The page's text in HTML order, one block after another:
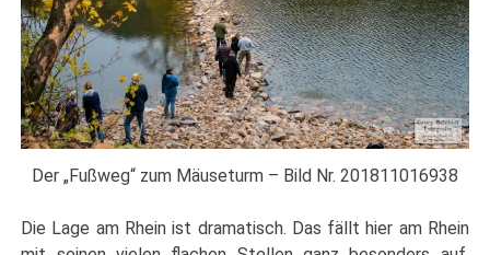
Der „Fußweg“ zum Mäuseturm – Bild Nr. 201811016938
Die Lage am Rhein ist dramatisch. Das fällt hier am Rhein